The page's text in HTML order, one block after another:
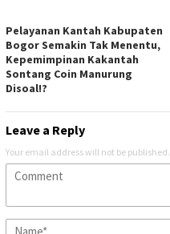
Pelayanan Kantah Kabupaten
Bogor Semakin Tak Menentu,
Kepemimpinan Kakantah
Sontang Coin Manurung
Disoal!?
Leave a Reply
Your email address will not be published.